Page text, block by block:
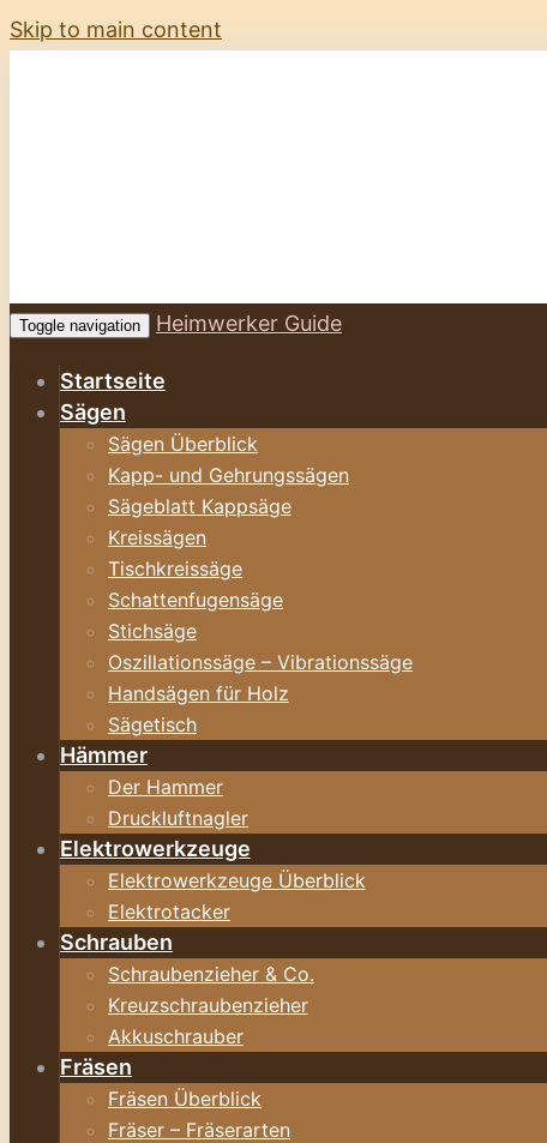
Skip to main content
Toggle navigation Heimwerker Guide
Startseite
Sägen
Sägen Überblick
Kapp- und Gehrungssägen
Sägeblatt Kappsäge
Kreissägen
Tischkreissäge
Schattenfugensäge
Stichsäge
Oszillationssäge – Vibrationssäge
Handsägen für Holz
Sägetisch
Hämmer
Der Hammer
Druckluftnagler
Elektrowerkzeuge
Elektrowerkzeuge Überblick
Elektrotacker
Schrauben
Schraubenzieher & Co.
Kreuzschraubenzieher
Akkuschrauber
Fräsen
Fräsen Überblick
Fräser – Fräserarten